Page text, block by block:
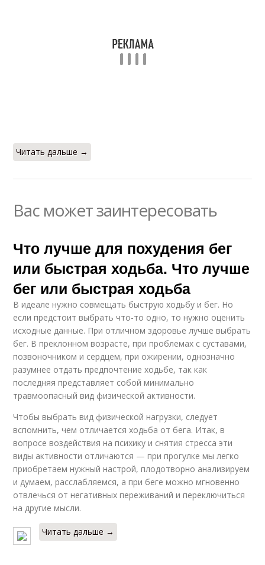
Читать дальше →
Вас может заинтересовать
Что лучше для похудения бег
или быстрая ходьба. Что лучше
бег или быстрая ходьба
В идеале нужно совмещать быструю ходьбу и бег. Но
если предстоит выбрать что-то одно, то нужно оценить
исходные данные. При отличном здоровье лучше выбрать
бег. В преклонном возрасте, при проблемах с суставами,
позвоночником и сердцем, при ожирении, однозначно
разумнее отдать предпочтение ходьбе, так как
последняя представляет собой минимально
травмоопасный вид физической активности.
Чтобы выбрать вид физической нагрузки, следует
вспомнить, чем отличается ходьба от бега. Итак, в
вопросе воздействия на психику и снятия стресса эти
виды активности отличаются — при прогулке мы легко
приобретаем нужный настрой, плодотворно анализируем
и думаем, расслабляемся, а при беге можно мгновенно
отвлечься от негативных переживаний и переключиться
на другие мысли.
Читать дальше →